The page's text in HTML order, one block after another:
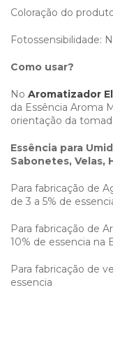
Coloração do
Fotossensibilidade:
Como usar?
No Aromatizador
da Essência Aroma
orientação da
Essência para
Sabonetes, Velas,
Para fabricação de
de 3 a 5% de
Para fabricação de
10% de essencia na
Para fabricação de
essencia